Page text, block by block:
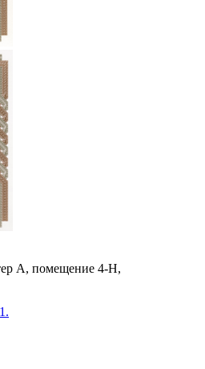
А, помещение 4-Н,